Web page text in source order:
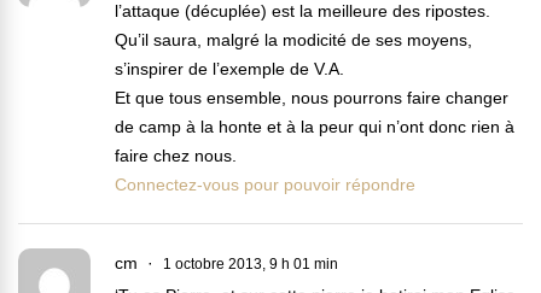
l’attaque (décuplée) est la meilleure des ripostes.
Qu’il saura, malgré la modicité de ses moyens,
s’inspirer de l’exemple de V.A.
Et que tous ensemble, nous pourrons faire changer
de camp à la honte et à la peur qui n’ont donc rien à
faire chez nous.
Connectez-vous pour pouvoir répondre
cm 1 octobre 2013, 9 h 01 min